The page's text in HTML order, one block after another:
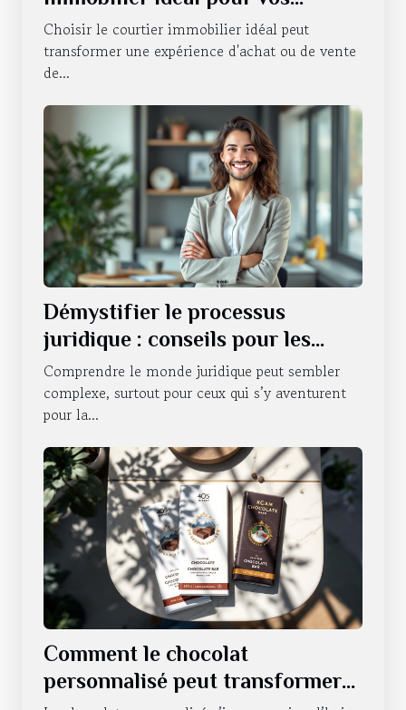
besoins ?
Choisir le courtier immobilier idéal peut
transformer une expérience d'achat ou de vente
de...
Démystifier le processus
juridique : conseils pour les
novices
Comprendre le monde juridique peut sembler
complexe, surtout pour ceux qui s’y aventurent
pour la...
Comment le chocolat
personnalisé peut transformer